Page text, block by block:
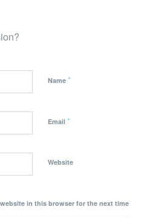
Name *
Email *
Website
in this browser for the next time